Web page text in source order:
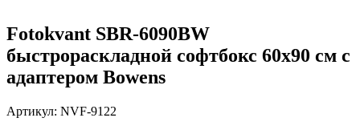
Fotokvant SBR-6090BW
быстрораскладной софтбокс 60х90 см с
адаптером Bowens
Артикул: NVF-9122